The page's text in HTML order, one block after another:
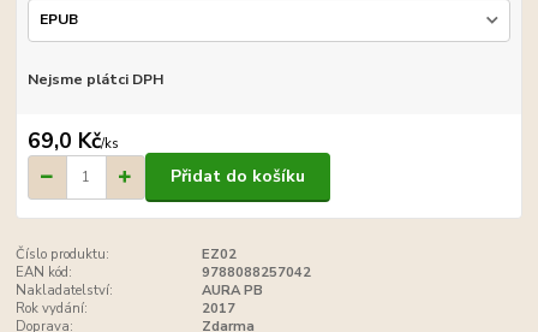
Nejsme plátci DPH
69,0 Kč/ks
Přidat do košíku
Číslo produktu:
EZ02
EAN kód:
9788088257042
Nakladatelství:
AURA PB
Rok vydání:
2017
Doprava:
Zdarma